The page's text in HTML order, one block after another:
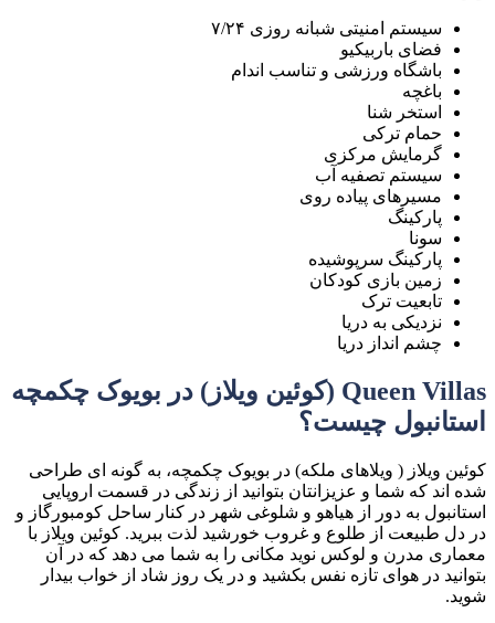
سیستم امنیتی شبانه روزی ۷/۲۴
فضای باربیکیو
باشگاه ورزشی و تناسب اندام
باغچه
استخر شنا
حمام ترکی
گرمایش مرکزی
سیستم تصفیه آب
مسیرهای پیاده روی
پارکینگ
سونا
پارکینگ سرپوشیده
زمین بازی کودکان
تابعیت ترک
نزدیکی به دریا
چشم انداز دریا
Queen Villas (کوئین ویلاز) در بویوک چکمچه
استانبول چیست؟
کوئین ویلاز ( ویلاهای ملکه) در بویوک چکمچه، به گونه ای طراحی
شده اند که شما و عزیزانتان بتوانید از زندگی در قسمت اروپایی
استانبول به دور از هیاهو و شلوغی شهر در کنار ساحل کومبورگاز و
در دل طبیعت از طلوع و غروب خورشید لذت ببرید. کوئین ویلاز با
معماری مدرن و لوکس نوید مکانی را به شما می دهد که در آن
بتوانید در هوای تازه نفس بکشید و در یک روز شاد از خواب بیدار
شوید.